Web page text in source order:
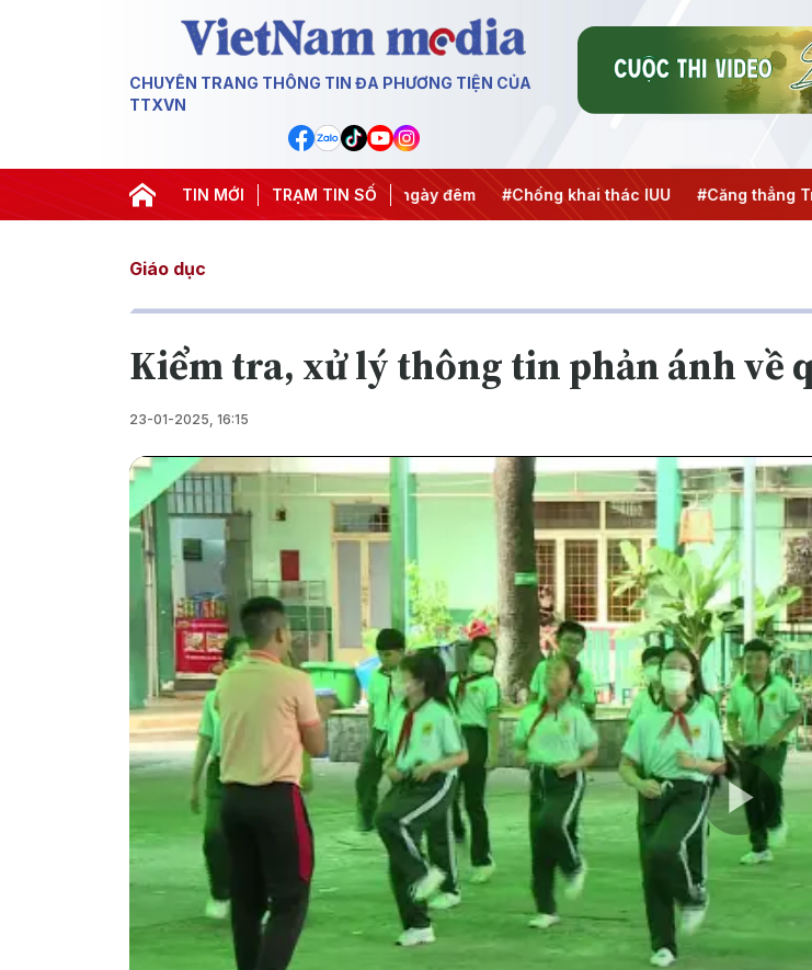
CHUYÊN TRANG THÔNG TIN ĐA PHƯƠNG TIỆN CỦA
TTXVN
TIN MỚI TRẠM TIN SỐ
thành hành động #Chiến dịch 500 ngày đêm #Chống khai thác IUU #Căng thẳng Trung Đông
Giáo dục
Kiểm tra, xử lý thông tin phản ánh về
23-01-2025, 16:15